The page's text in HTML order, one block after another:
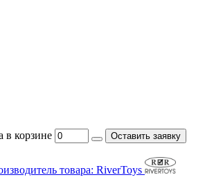
в корзине
Оставить заявку
товара: RiverToys